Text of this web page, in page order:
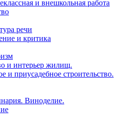
и внешкольная работа
речи
и критика
и интерьер жилищ.
и приусадебное строительство.
Виноделие.